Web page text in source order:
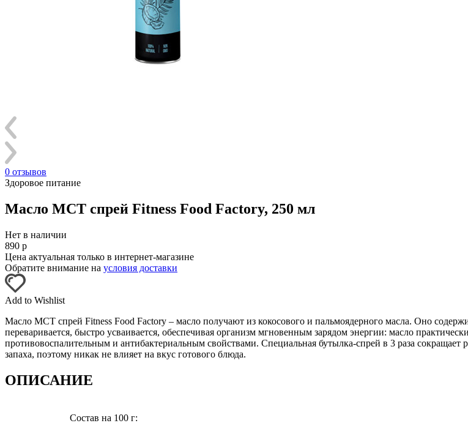
0 отзывов
Здоровое питание
Масло МСТ спрей Fitness Food Factory, 250 мл
Нет в наличии
890 р
Цена актуальная только в интернет-магазине
Обратите внимание на условия доставки
Add to Wishlist
Масло МСТ спрей Fitness Food Factory – масло получают из кокосового и пальмоядерного масла. Оно
переваривается, быстро усваивается, обеспечивая организм мгновенным зарядом энергии: масло
противовоспалительным и антибактериальным свойствами. Специальная бутылка-спрей в 3 раза
запаха, поэтому никак не влияет на вкус готового блюда.
ОПИСАНИЕ
Состав на 100 г: